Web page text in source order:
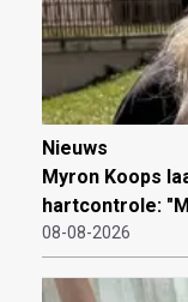
Nieuws
Myron Koops
hartcontrole:
08-08-2026